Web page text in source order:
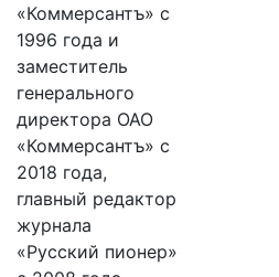
«Коммерсантъ» с
1996 года и
заместитель
генерального
директора ОАО
«Коммерсантъ» с
2018 года,
главный редактор
журнала
«Русский пионер»